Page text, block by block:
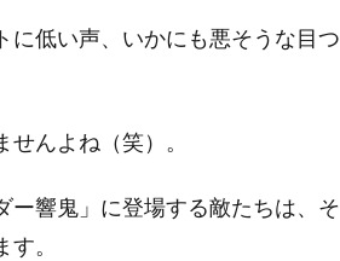
に低い声、いかにも悪そうな目つ
んよね（笑）。
ー響鬼」に登場する敵たちは、そ
。